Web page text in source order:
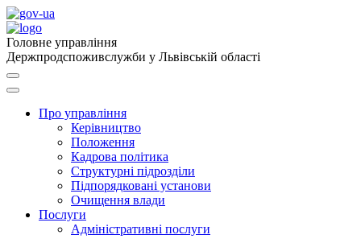
Головне управління
Держпродспоживслужби у Львівській області
Про управління
Керівництво
Положення
Кадрова політика
Структурні підрозділи
Підпорядковані установи
Очищення влади
Послуги
Адміністративні послуги